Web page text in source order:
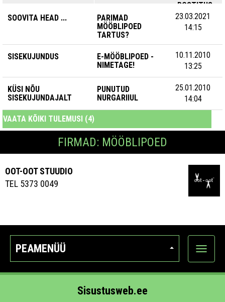
POSTITUS
SOOVITA HEAD ...
PARIMAD
MÖÖBLIPOED
TARTUS?
23.03.2021
14:15
SISEKUJUNDUS
E-MÖÖBLIPOED -
NIMETAGE!
10.11.2010
13:25
KÜSI NÕU
SISEKUJUNDAJALT
PUNUTUD
NURGARIIUL
25.01.2010
14:04
VAATA KÕIKI TULEMUSI (4)
FIRMAD: MÖÖBLIPOED
OOT-OOT STUUDIO
TEL 5373 0049
PEAMENÜÜ
Ava
Sisustusweb.ee